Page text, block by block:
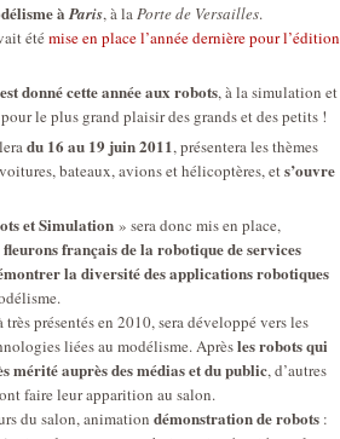
àParis, à laPorte de Versailles.
été mise en place l’année dernière pour l’édition
donné cette année aux robots, à la simulation et
le plus grand plaisir des grands et des petits !
du 16 au 19 juin 2011, présentera les thèmes
bateaux, avions et hélicoptères, ets’ouvre
et Simulation » sera donc mis en place,
fleurons français de la robotique de services
la diversité des applications robotiques
très présentés en 2010, sera développé vers les
liées au modélisme. Aprèsles robots qui
mérité auprès des médias et du public, d’autres
faire leur apparition au salon.
du salon, animation démonstration de robots :